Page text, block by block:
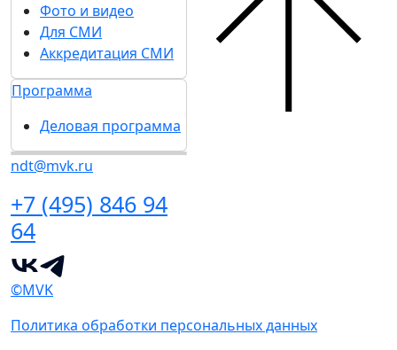
Фото и видео
Для СМИ
Аккредитация СМИ
Программа
Деловая программа
ndt@mvk.ru
+7 (495) 846 94
64
©MVK
Политика обработки персональных данных